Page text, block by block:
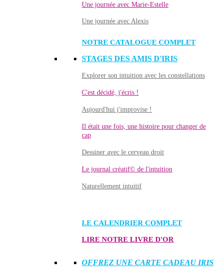
Une journée avec Marie-Estelle
Une journée avec Alexis
NOTRE CATALOGUE COMPLET
STAGES DES AMIS D'IRIS
Explorer son intuition avec les constellations
C'est décidé, j'écris !
Aujourd'hui j'improvise !
Il était une fois, une histoire pour changer de
cap
Dessiner avec le cerveau droit
Le journal créatif© de l'intuition
Naturellement intuitif
LE CALENDRIER COMPLET
LIRE NOTRE LIVRE D'OR
OFFREZ UNE CARTE CADEAU IRIS